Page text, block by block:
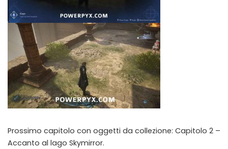
Prossimo capitolo con oggetti da collezione: Capitolo 2 –
Accanto al lago Skymirror.